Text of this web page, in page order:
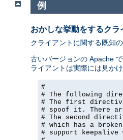
例
おかしな挙動をするク
クライアントに関する既知
古いバージョンの Apache
ライアントは実際には見か
#
# The following
# The first directive
# spoof it. There
# The second
# which has a
# support